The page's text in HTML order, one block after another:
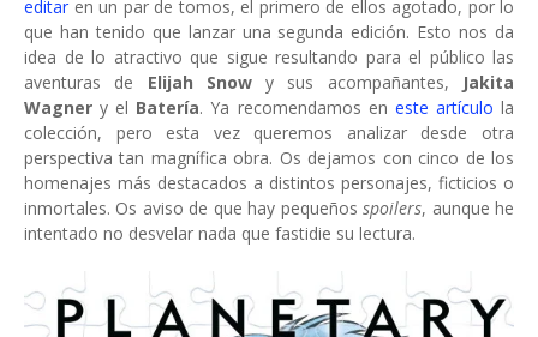
editar en un par de tomos, el primero de ellos agotado, por lo
que han tenido que lanzar una segunda edición. Esto nos da
idea de lo atractivo que sigue resultando para el público las
aventuras de Elijah Snowy sus acompañantes,
Jakita
Wagnery el Batería. Ya recomendamos en este artículo la
colección, pero esta vez queremos analizar desde otra
perspectiva tan magnífica obra. Os dejamos con cinco de los
homenajes más destacados a distintos personajes, ficticios o
inmortales. Os aviso de que hay pequeñosspoilers, aunque he
intentado no desvelar nada que fastidie su lectura.